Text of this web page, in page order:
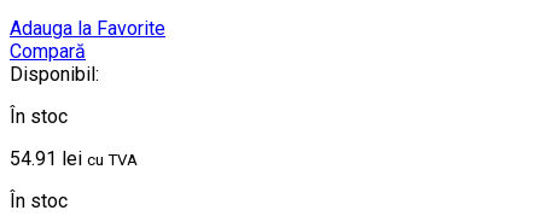
Adauga la Favorite
Compară
Disponibil:
În stoc
54.91 lei cu TVA
În stoc